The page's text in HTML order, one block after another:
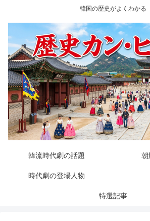
韓国の歴史がよくわかる
韓流時代劇の話題 朝
時代劇の登場人物
特選記事